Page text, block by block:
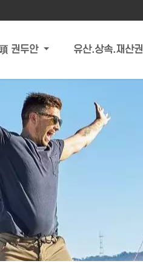
권두안 유산.상속.재산권